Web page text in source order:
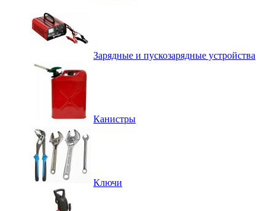
Зарядные и пускозарядные устройства
Канистры
Ключи